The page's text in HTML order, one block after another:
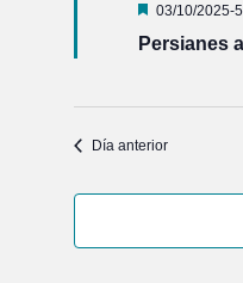
Destacado
03/10/2025-
Persianes
Día anterior